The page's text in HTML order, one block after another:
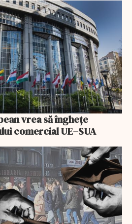
vrea să înghețe
comercial UE–SUA